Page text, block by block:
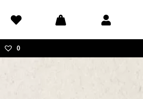
0